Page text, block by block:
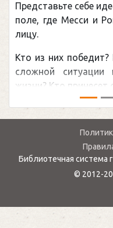
Представьте себе
поле, где Месси и
лицу.
Кто из них
сложной
жизни? Кто принесет
Библиотечная система
© 2012-